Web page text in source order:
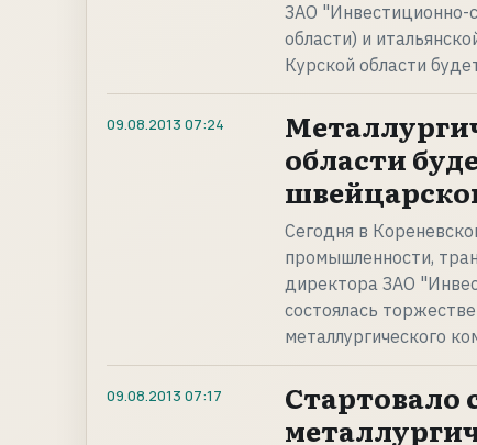
ЗАО "Инвестиционно-
области) и
Курской области
09.08.2013 07:24
области
Сегодня в
промышленности,
директора ЗАО
состоялась
металлургического
09.08.2013 07:17
Стартовало